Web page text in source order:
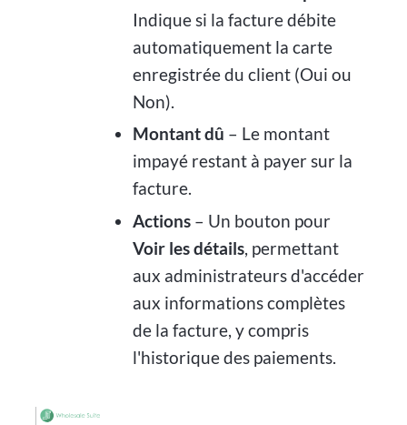
Indique si la facture débite
automatiquement la carte
enregistrée du client (Oui ou
Non).
Montant dû – Le montant
impayé restant à payer sur la
facture.
Actions– Un bouton pour
Voir les détails, permettant
aux administrateurs d'accéder
aux informations complètes
de la facture, y compris
l'historique des paiements.